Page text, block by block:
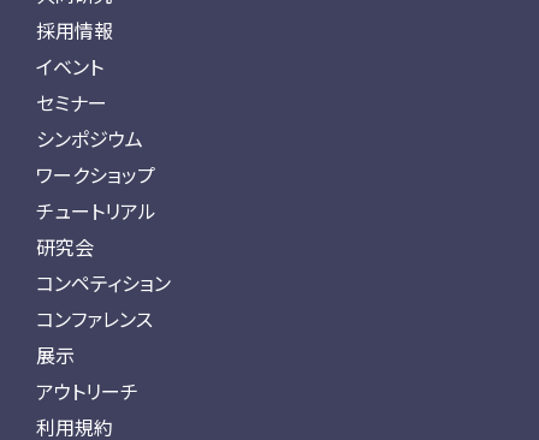
採用情報
イベント
セミナー
シンポジウム
ワークショップ
チュートリアル
研究会
コンペティション
コンファレンス
展示
アウトリーチ
利用規約